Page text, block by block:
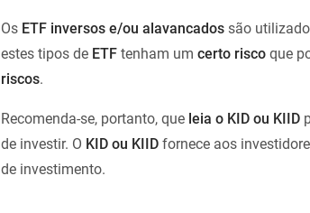
Os ETF inversos e/ou alavancados são
estes tipos de ETF tenham um certo risco que
riscos.
Recomenda-se, portanto, que leia o KID ou KIID
de investir. O KID ou KIID fornece aos
de investimento.